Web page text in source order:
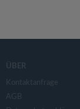
ÜBER
Kontaktanfrage
AGB